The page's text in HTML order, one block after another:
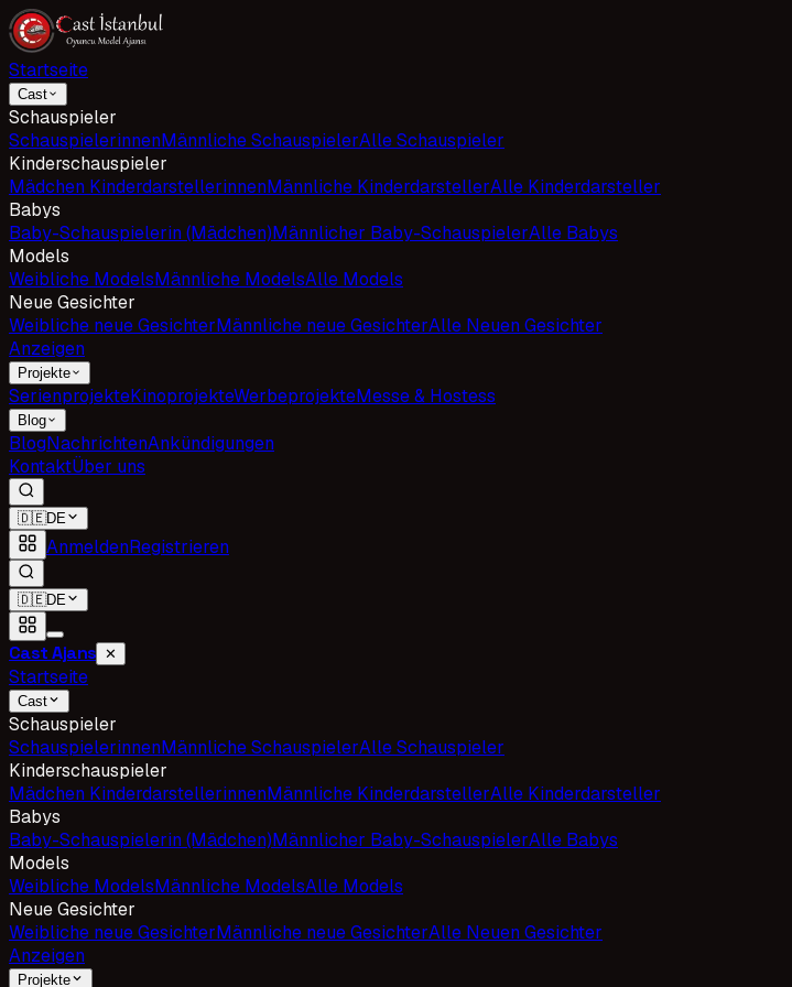
Startseite
Cast
Schauspieler
SchauspielerinnenMännliche SchauspielerAlle Schauspieler
Kinderschauspieler
Mädchen KinderdarstellerinnenMännliche KinderdarstellerAlle Kinderdarsteller
Babys
Baby-Schauspielerin (Mädchen)Männlicher Baby-SchauspielerAlle Babys
Models
Weibliche ModelsMännliche ModelsAlle Models
Neue Gesichter
Weibliche neue GesichterMännliche neue GesichterAlle Neuen Gesichter
Anzeigen
Projekte
SerienprojekteKinoprojekteWerbeprojekteMesse & Hostess
Blog
BlogNachrichtenAnkündigungen
KontaktÜber uns
🇩🇪DE
AnmeldenRegistrieren
🇩🇪DE
Cast Ajans ✕
Startseite
Cast
Schauspieler
SchauspielerinnenMännliche SchauspielerAlle Schauspieler
Kinderschauspieler
Mädchen KinderdarstellerinnenMännliche KinderdarstellerAlle Kinderdarsteller
Babys
Baby-Schauspielerin (Mädchen)Männlicher Baby-SchauspielerAlle Babys
Models
Weibliche ModelsMännliche ModelsAlle Models
Neue Gesichter
Weibliche neue GesichterMännliche neue GesichterAlle Neuen Gesichter
Anzeigen
Projekte